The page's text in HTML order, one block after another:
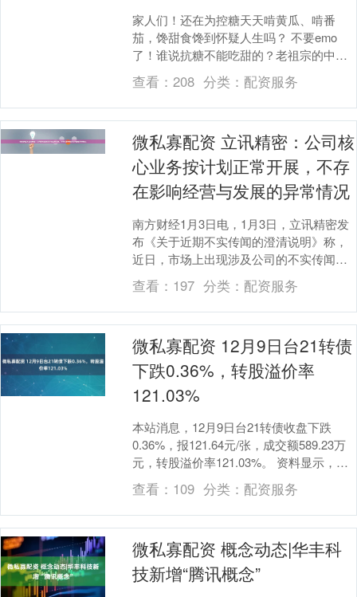
家人们！还在为控糖天天啃黄瓜、啃番
茄，馋甜食馋到怀疑人生吗？ 不要emo
了！谁说抗糖不能吃甜的？老祖宗的中医
智慧早就安排得明明白白！ 今天就给你们
扒拉出4款超级....
查看：208 分类： 配资服务
微私寡配资 立讯精密：公司核
心业务按计划正常开展，不存
在影响经营与发展的异常情况
南方财经1月3日电，1月3日，立讯精密发
布《关于近期不实传闻的澄清说明》称，
近日，市场上出现涉及公司的不实传闻，
相关内容对市场认知造成干扰。公司特此
郑重说明：目....
查看： 197 分类： 配资服务
微私寡配资 12月9日台21转债
下跌0.36%，转股溢价率
121.03%
本站消息，12月9日台21转债收盘下跌
0.36%，报121.64元/张，成交额589.23万
元，转股溢价率121.03%。 资料显示，台
21转债信用级别为“AA....
查看： 109 分类： 配资服务
微私寡配资 概念动态|华丰科
技新增“腾讯概念”